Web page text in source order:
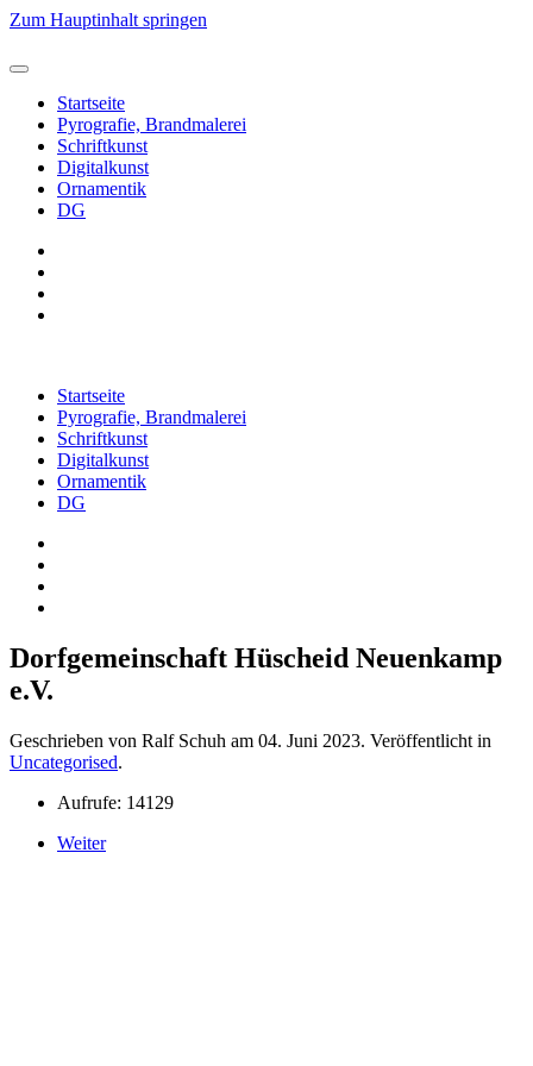
Zum Hauptinhalt springen
Startseite
Pyrografie, Brandmalerei
Schriftkunst
Digitalkunst
Ornamentik
DG
Startseite
Pyrografie, Brandmalerei
Schriftkunst
Digitalkunst
Ornamentik
DG
Dorfgemeinschaft Hüscheid Neuenkamp
e.V.
Geschrieben von Ralf Schuh am 04. Juni 2023. Veröffentlicht in
Uncategorised.
Aufrufe: 14129
Weiter